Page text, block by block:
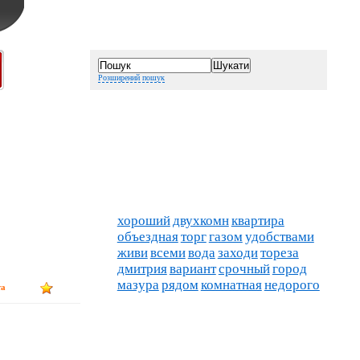
Розширений пошук
хорошийдвухкомнквартира
объезднаяторггазомудобствами
жививсемиводазаходитореза
дмитриявариантсрочныйгород
мазурарядомкомнатнаянедорого